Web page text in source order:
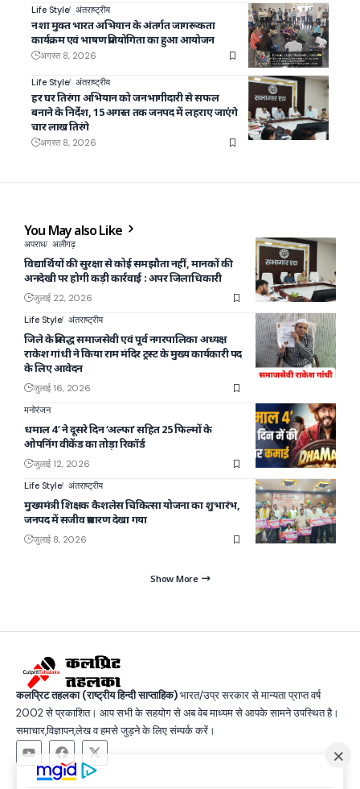
Life Style अंतराष्ट्रीय
नशा मुक्त भारत अभियान के अंतर्गत जागरूकता
कार्यक्रम एवं भाषण प्रतियोगिता का हुआ आयोजन
अगस्त 8, 2026
Life Style अंतराष्ट्रीय
हर घर तिरंगा अभियान को जनभागीदारी से सफल
बनाने के निर्देश, 15 अगस्त तक जनपद में लहराए जाएंगे
चार लाख तिरंगे
अगस्त 8, 2026
You May also Like
अपराध अलीगढ़
विद्यार्थियों की सुरक्षा से कोई समझौता नहीं, मानकों की
अनदेखी पर होगी कड़ी कार्रवाई : अपर जिलाधिकारी
जुलाई 22, 2026
Life Style अंतराष्ट्रीय
जिले के प्रसिद्ध समाजसेवी एवं पूर्व नगरपालिका अध्यक्ष
राकेश गांधी ने किया राम मंदिर ट्रस्ट के मुख्य कार्यकारी पद
के लिए आवेदन
जुलाई 16, 2026
मनोरंजन
धमाल 4′ ने दूसरे दिन ‘अल्फा’ सहित 25 फिल्मों के
ओपनिंग वीकेंड का तोड़ा रिकॉर्ड
जुलाई 12, 2026
Life Style अंतराष्ट्रीय
मुख्यमंत्री शिक्षक कैशलेस चिकित्सा योजना का शुभारंभ,
जनपद में सजीव प्रसारण देखा गया
जुलाई 8, 2026
Show More
कलप्रिट तहलका (राष्ट्रीय हिन्दी साप्ताहिक)भारत/उप्र सरकार से मान्यता प्राप्त वर्ष
2002 से प्रकाशित। आप सभी के सहयोग से अब वेब माध्यम से आपके सामने उपस्थित है।
समाचार,विज्ञापन,लेख व हमसे जुड़ने के लिए संम्पर्क करें।